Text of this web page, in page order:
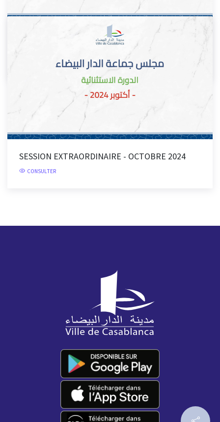
2ÈME SÉANCE DE LA SESSION ORDINAIRE DE LA
SESSION EXTRAORDINAIRE - OCTOBRE 2024
CONSULTER